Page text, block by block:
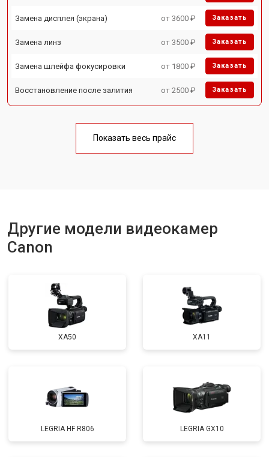
Замена дисплея (экрана) от 3600 ₽ Заказать
Замена линз от 3500 ₽ Заказать
Замена шлейфа фокусировки от 1800 ₽ Заказать
Восстановление после залития от 2500 ₽ Заказать
Показать весь прайс
Другие модели видеокамер
Canon
XA50 XA11
LEGRIA HF R806 LEGRIA GX10